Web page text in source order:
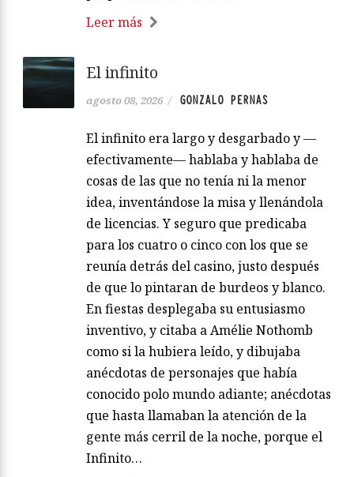
Leer más
El infinito
agosto 08, 2026 / GONZALO PERNAS
El infinito era largo y desgarbado y —
efectivamente— hablaba y hablaba de
cosas de las que no tenía ni la menor
idea, inventándose la misa y llenándola
de licencias. Y seguro que predicaba
para los cuatro o cinco con los que se
reunía detrás del casino, justo después
de que lo pintaran de burdeos y blanco.
En fiestas desplegaba su entusiasmo
inventivo, y citaba a Amélie Nothomb
como si la hubiera leído, y dibujaba
anécdotas de personajes que había
conocido polo mundo adiante; anécdotas
que hasta llamaban la atención de la
gente más cerril de la noche, porque el
Infinito…